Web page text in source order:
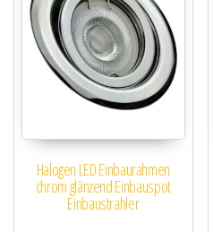
Halogen LED Einbaurahmen
chrom glänzend Einbauspot
Einbaustrahler